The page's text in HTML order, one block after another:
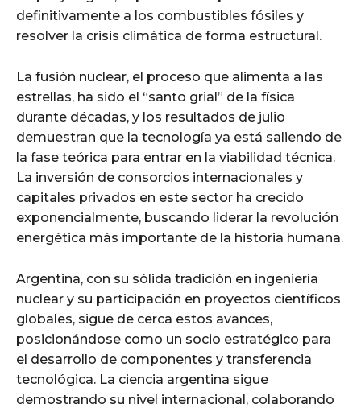
definitivamente a los combustibles fósiles y
resolver la crisis climática de forma estructural.
La fusión nuclear, el proceso que alimenta a las
estrellas, ha sido el “santo grial” de la física
durante décadas, y los resultados de julio
demuestran que la tecnología ya está saliendo de
la fase teórica para entrar en la viabilidad técnica.
La inversión de consorcios internacionales y
capitales privados en este sector ha crecido
exponencialmente, buscando liderar la revolución
energética más importante de la historia humana.
Argentina, con su sólida tradición en ingeniería
nuclear y su participación en proyectos científicos
globales, sigue de cerca estos avances,
posicionándose como un socio estratégico para
el desarrollo de componentes y transferencia
tecnológica. La ciencia argentina sigue
demostrando su nivel internacional, colaborando